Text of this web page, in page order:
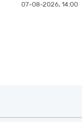
07-08-2026, 14:00